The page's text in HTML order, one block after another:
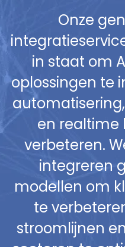
Onze
in staat om
oplossingen te
en realtime
verbeteren.
integreren
modellen om
te
stroomlijnen